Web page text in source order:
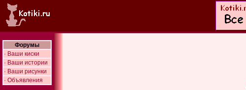
Форумы
· Ваши киски
· Ваши истории
· Ваши рисунки
· Объявления